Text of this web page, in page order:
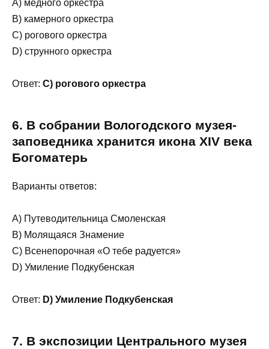
A) медного оркестра
B) камерного оркестра
C) рогового оркестра
D) струнного оркестра
Ответ: C) рогового оркестра
6. В собрании Вологодского музея-
заповедника хранится икона XIV века
Богоматерь
Варианты ответов:
A) Путеводительница Смоленская
B) Молящаяся Знамение
C) Всенепорочная «О тебе радуется»
D) Умиление Подкубенская
Ответ: D) Умиление Подкубенская
7. В экспозиции Центрального музея